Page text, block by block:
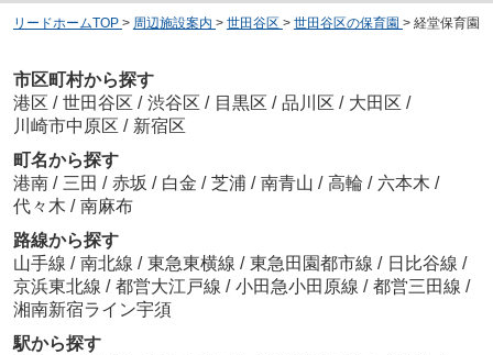
リードホームTOP > 周辺施設案内 > 世田谷区 > 世田谷区の保育園 > 経堂保育園
市区町村から探す
港区 / 世田谷区 / 渋谷区 / 目黒区 / 品川区 / 大田区 /
川崎市中原区 / 新宿区
町名から探す
港南 / 三田 / 赤坂 / 白金 / 芝浦 / 南青山 / 高輪 / 六本木 /
代々木 / 南麻布
路線から探す
山手線 / 南北線 / 東急東横線 / 東急田園都市線 / 日比谷線 /
京浜東北線 / 都営大江戸線 / 小田急小田原線 / 都営三田線 /
湘南新宿ライン宇須
駅から探す